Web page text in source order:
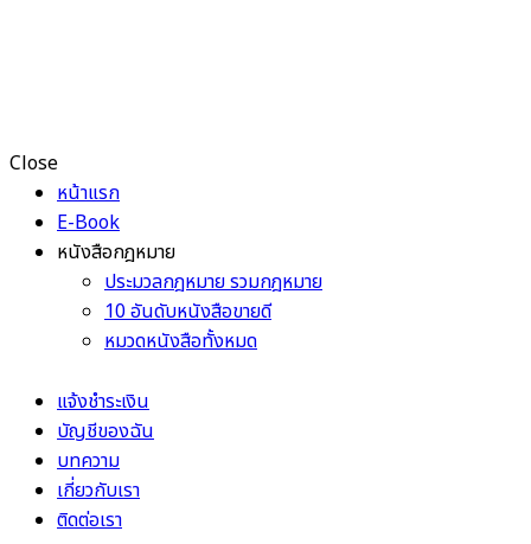
Close
หน้าแรก
E-Book
หนังสือกฎหมาย
ประมวลกฎหมาย รวมกฎหมาย
10 อันดับหนังสือขายดี
หมวดหนังสือทั้งหมด
แจ้งชำระเงิน
บัญชีของฉัน
บทความ
เกี่ยวกับเรา
ติดต่อเรา